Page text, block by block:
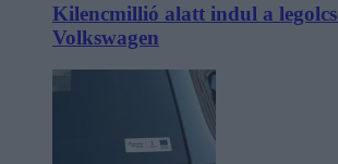
Kilencmillió alatt indul a
Volkswagen